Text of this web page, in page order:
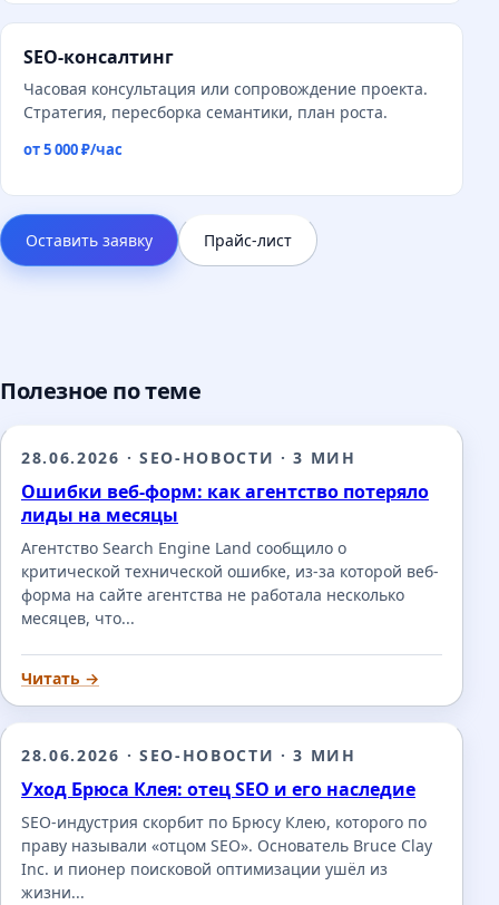
SEO-консалтинг
Часовая консультация или сопровождение проекта.
Стратегия, пересборка семантики, план роста.
от 5 000 ₽/час
Оставить заявку Прайс-лист
Полезное по теме
28.06.2026 · SEO-НОВОСТИ · 3 МИН
Ошибки веб-форм: как агентство потеряло
лиды на месяцы
Агентство Search Engine Land сообщило о
критической технической ошибке, из-за которой веб-
форма на сайте агентства не работала несколько
месяцев, что...
Читать →
28.06.2026 · SEO-НОВОСТИ · 3 МИН
Уход Брюса Клея: отец SEO и его наследие
SEO-индустрия скорбит по Брюсу Клею, которого по
праву называли «отцом SEO». Основатель Bruce Clay
Inc. и пионер поисковой оптимизации ушёл из
жизни...